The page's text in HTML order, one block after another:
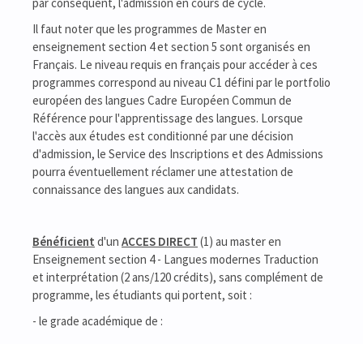
Il faut noter que les programmes de Master en
enseignement section 4 et section 5 sont organisés en
Français. Le niveau requis en français pour accéder à ces
programmes correspond au niveau C1 défini par le portfolio
européen des langues Cadre Européen Commun de
Référence pour l'apprentissage des langues. Lorsque
l'accès aux études est conditionné par une décision
d'admission, le Service des Inscriptions et des Admissions
pourra éventuellement réclamer une attestation de
connaissance des langues aux candidats.
Bénéficient d'un ACCES DIRECT (1) au master en
Enseignement section 4 - Langues modernes Traduction
et interprétation (2 ans/120 crédits), sans complément de
programme, les étudiants qui portent, soit :
- le grade académique de :